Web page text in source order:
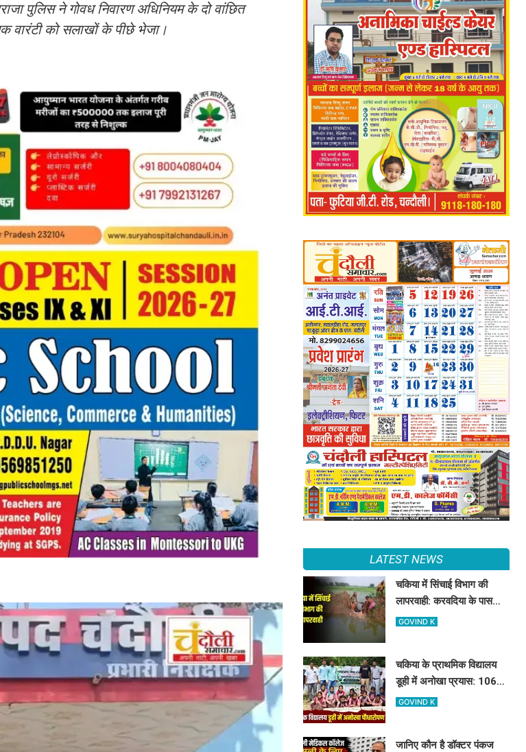
पुलिस ने गोवध निवारण अधिनियम के दो वांछित
वारंटी को सलाखों के पीछे भेजा।
LATEST NEWS
चकिया में सिंचाई विभाग की
लापरवाही: करवदिया के पास
टूटा तटबंध, टेल तक पानी न
GOVIND K
चकिया के प्राथमिक विद्यालय
डूही में अनोखा प्रयास: 106
बच्चों के बीच पौधे के रूप में हुआ
GOVIND K
जानिए कौन है डॉक्टर पंकज